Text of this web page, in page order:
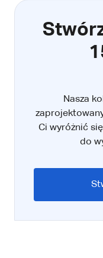
Nasza
Ci wyróżnić
do